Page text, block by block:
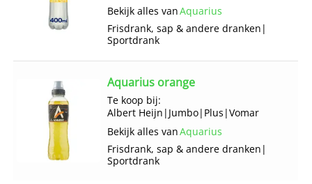
Bekijk alles vanAquarius
Frisdrank, sap & andere dranken |
Sportdrank
Aquarius orange
Te koop bij:
Albert Heijn | Jumbo| Plus |Vomar
Bekijk alles vanAquarius
Frisdrank, sap & andere dranken |
Sportdrank